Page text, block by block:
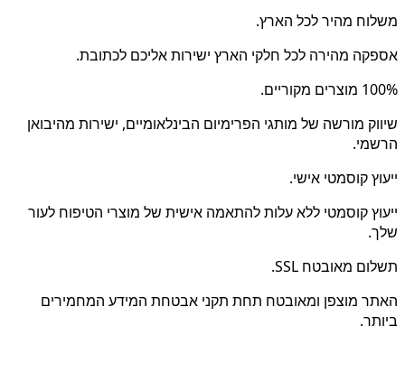
משלוח מהיר לכל הארץ.
אספקה מהירה לכל חלקי הארץ ישירות אליכם לכתובת.
100% מוצרים מקוריים.
שיווק מורשה של מותגי הפרימיום הבינלאומיים, ישירות מהיבואן
הרשמי.
ייעוץ קוסמטי אישי.
ייעוץ קוסמטי ללא עלות להתאמה אישית של מוצרי הטיפוח לעור
שלך.
תשלום מאובטח SSL.
האתר מוצפן ומאובטח תחת תקני אבטחת המידע המחמירים
ביותר.